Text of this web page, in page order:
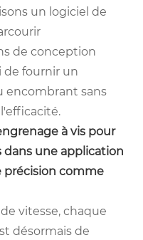
un logiciel de
de conception
de fournir un
encombrant sans
à vis pour
une application
précision comme
vitesse, chaque
désormais de